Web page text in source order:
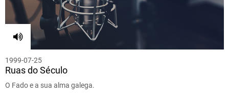
1999-07-25
Ruas do Século
O Fado e a sua alma galega.